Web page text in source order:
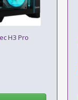
H3 Pro